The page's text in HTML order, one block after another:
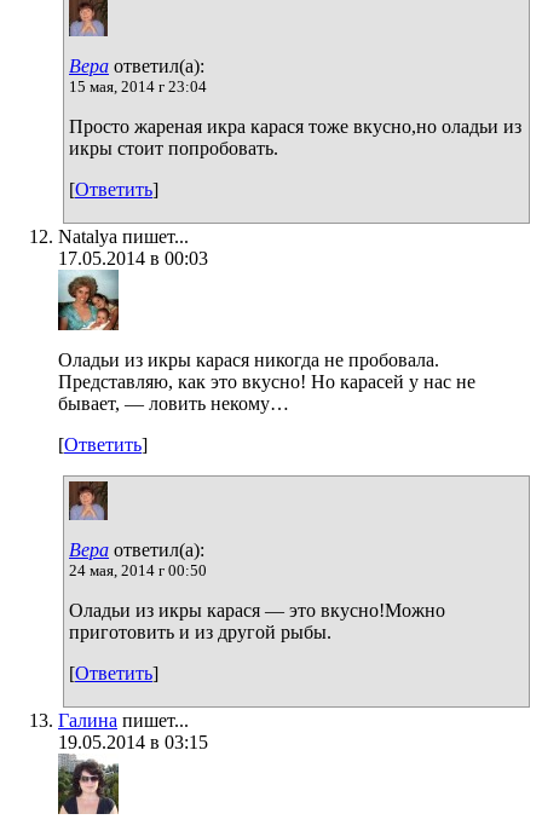
Вера ответил(а):
15 мая, 2014 г 23:04
Просто жареная икра карася тоже вкусно,но оладьи из
икры стоит попробовать.
[Ответить]
Natalya пишет...
17.05.2014 в 00:03
Оладьи из икры карася никогда не пробовала.
Представляю, как это вкусно! Но карасей у нас не
бывает, — ловить некому…
[Ответить]
Вера ответил(а):
24 мая, 2014 г 00:50
Оладьи из икры карася — это вкусно!Можно
приготовить и из другой рыбы.
[Ответить]
Галина пишет...
19.05.2014 в 03:15